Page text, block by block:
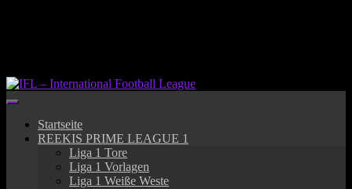
Startseite
REEKIS PRIME LEAGUE 1
Liga 1 Tore
Liga 1 Vorlagen
Liga 1 Weiße Weste